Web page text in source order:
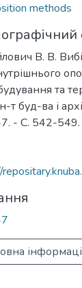
methods
В. В.
та
т буд-ва і
- С. 542-549.